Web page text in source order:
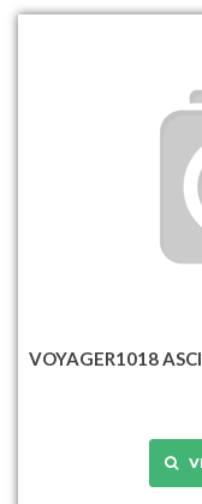
VOYAGER1018